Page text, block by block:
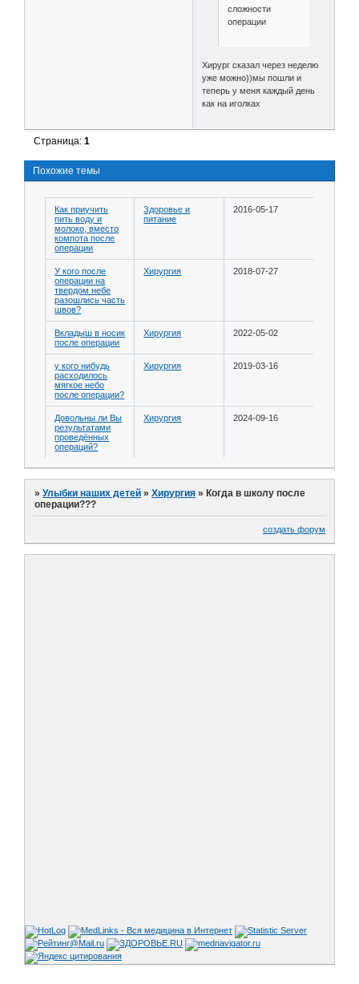
сложности
операции
Хирург сказал через неделю
уже можно))мы пошли и
теперь у меня каждый день
как на иголках
Страница:1
Похожие темы
Как приучить
пить воду и
молоко, вместо
компота после
операции
Здоровье и
питание
2016-05-17
У кого после
операции на
твердом небе
разошлись часть
швов?
Хирургия 2018-07-27
Вкладыш в носик
после операции
Хирургия 2022-05-02
у кого нибудь
расходилось
мягкое небо
после операции?
Хирургия 2019-03-16
Довольны ли Вы
результатами
проведённых
операций?
Хирургия 2024-09-16
»Улыбки наших детей »Хирургия »Когда в школу после
операции???
создать форум